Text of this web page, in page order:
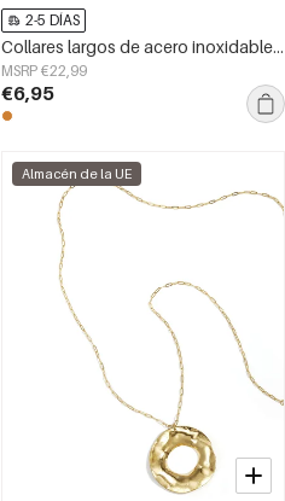
2-5 DÍAS
Collares largos de acero inoxidable de forma irregular, sencillos, de la serie Simple Daily para mujer.
MSRP €22,99
€6,95
Almacén de la UE